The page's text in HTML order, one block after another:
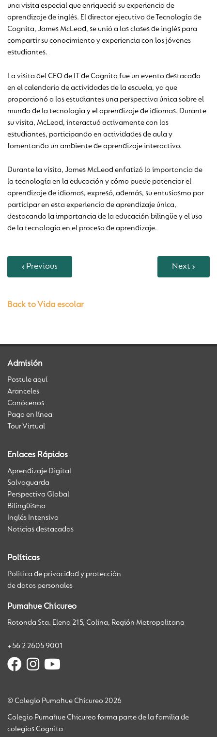
una visita especial que enriqueció su experiencia de
aprendizaje de inglés. El director ejecutivo de Tecnología de
Cognita, James McLeod, se unió a las clases de inglés para
compartir su conocimiento y experiencia con los jóvenes
estudiantes.
La visita del CEO de IT de Cognita fue un evento destacado
en el calendario de actividades de la escuela, ya que
proporcionó a los estudiantes una perspectiva única sobre el
mundo de la tecnología y el aprendizaje de idiomas. Durante
su visita, McLeod, interactuó activamente con los
estudiantes, participando en actividades de aula y
fomentando un ambiente de aprendizaje interactivo.
Durante la visita, James McLeod enfatizó la importancia de
la tecnología en la educación y cómo puede potenciar el
aprendizaje de idiomas, expresó, además, su entusiasmo por
participar en esta experiencia de aprendizaje única,
destacando la importancia de la educación bilingüe y el uso
de la tecnología en el proceso de aprendizaje.
Previous Next
Back to Vida escolar
Admisión
Postule aquí
Aranceles
Conócenos
Pago en línea
Tour Virtual
Enlaces Rápidos
Aprendizaje Digital
Salvaguarda
Perspectiva Global
Bilingüismo
Inglés Intensivo
Noticias destacadas
Políticas
Política de privacidad y protección
de datos personales
Pumahue Chicureo
Rotonda Sta. Elena 215, Colina, Región Metropolitana
+56 2 2605 9001
© Colegio Pumahue Chicureo 2026
Colegio Pumahue Chicureo forma parte de la familia de
colegios Cognita